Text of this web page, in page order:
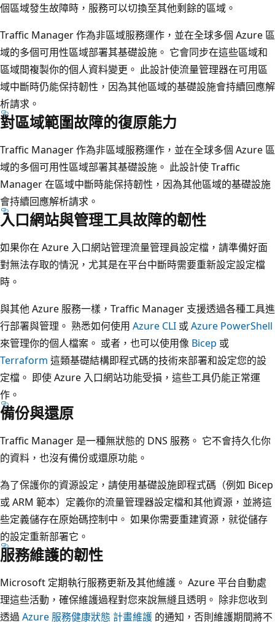
個區域發生故障時，服務可以切換至其他剩餘的區域。
Traffic Manager 作為非區域服務運作，並在全球多個 Azure 區
域的多個可用性區域部署其基礎設施。 它會同步在這些區域和
區域間複製你的個人資料變更。 此設計使流量管理器在可用區
域中斷時仍能保持韌性，因為其他區域的基礎設施會持續回應解
析請求。
對區域範圍故障的復原能力
Traffic Manager 作為非區域服務運作，並在全球多個 Azure 區
域的多個可用性區域部署其基礎設施。 此設計使 Traffic
Manager 在區域中斷時能保持韌性，因為其他區域的基礎設施
會持續回應解析請求。
入口網站與管理工具故障的韌性
如果你在 Azure 入口網站管理流量管理員設定檔，請準備好面
對無法存取的情況，尤其是在平台中斷時需要重新設定設定檔
時。
與其他 Azure 服務一樣，Traffic Manager 支援透過各種工具進
行部署與管理。 熟悉如何使用 Azure CLI 或Azure PowerShell
來管理你的個人檔案。 或者，也可以使用像 Bicep 或
Terraform 這類基礎結構即程式碼的技術來部署和設定您的設
定檔。 即使 Azure 入口網站功能受損，這些工具仍能正常運
作。
備份與還原
Traffic Manager 是一種無狀態的 DNS 服務。 它不會持久化你
的資料，也沒有備份或還原功能。
為了保護你的資源設定，請使用基礎設施即程式碼（例如 Bicep
或 ARM 範本）定義你的流量管理器設定檔和其他資源，並將這
些定義儲存在原始碼控制中。 如果你需要重建資源，就從儲存
的設定重新部署它。
服務維護的韌性
Microsoft 定期執行服務更新及其他維護。 Azure 平台自動處
理這些活動，確保維護過程對您來說無縫且透明。 除非您收到
透過Azure 服務健康狀態 計畫維護 的通知，否則維護期間將不